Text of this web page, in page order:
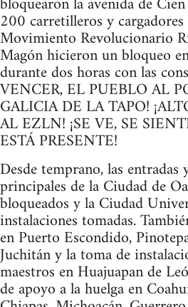
200 carretilleros y
Movimiento Revolucionario
Magón hicieron un bloqueo
durante dos horas con las
VENCER, EL PUEBLO AL
GALICIA DE LA TAPO!
AL EZLN! ¡SE VE, SE
ESTÁ PRESENTE!
Desde temprano, las entradas
principales de la Ciudad de
bloqueados y la Ciudad
instalaciones tomadas.
en Puerto Escondido,
Juchitán y la toma de
maestros en Huajuapan de
de apoyo a la huelga en